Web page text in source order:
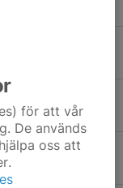
på onsdag
för att vår
De används
oss att